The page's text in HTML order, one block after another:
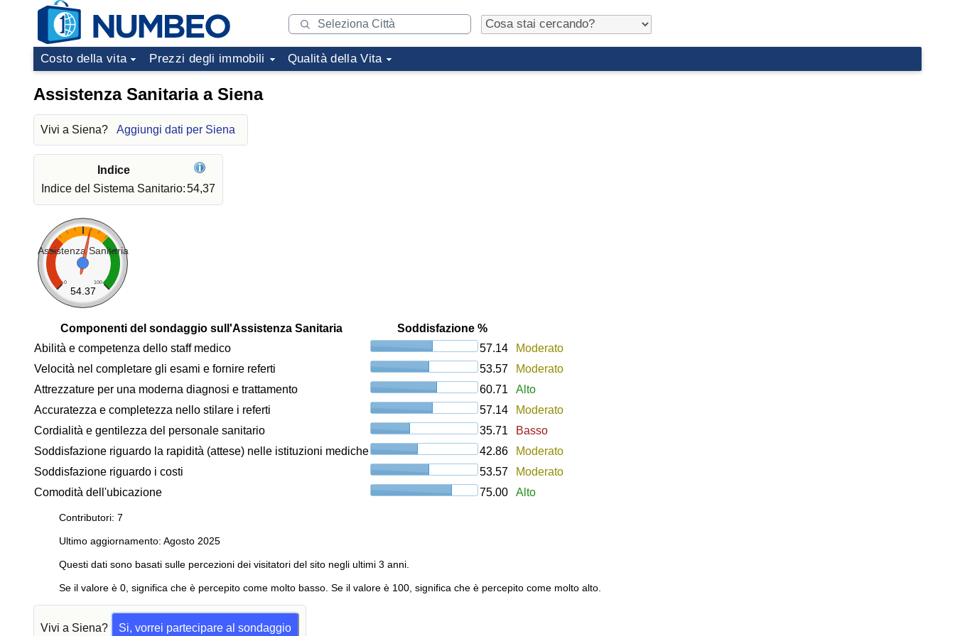
Costo della vita Prezzi degli immobili Qualità della Vita
Assistenza Sanitaria a Siena
Vivi a Siena? Aggiungi dati per Siena
Indice
Indice del Sistema Sanitario:54,37
Assistenza Sanitaria
0 100
54.37
Componenti del sondaggio sull'Assistenza Sanitaria
Soddisfazione %
Abilità e competenza dello staff medico
57.14
Moderato
Velocità nel completare gli esami e fornire referti
53.57
Moderato
Attrezzature per una moderna diagnosi e trattamento
60.71
Alto
Accuratezza e completezza nello stilare i referti
57.14
Moderato
Cordialità e gentilezza del personale sanitario
35.71
Basso
Soddisfazione riguardo la rapidità (attese) nelle istituzioni mediche
42.86
Moderato
Soddisfazione riguardo i costi
53.57
Moderato
Comodità dell'ubicazione
75.00 Alto
Contributori: 7
Ultimo aggiornamento: Agosto 2025
Questi dati sono basati sulle percezioni dei visitatori del sito negli ultimi 3 anni.
Se il valore è 0, significa che è percepito come molto basso. Se il valore è 100, significa che è percepito come molto alto.
Vivi a Siena? Si, vorrei partecipare al sondaggio